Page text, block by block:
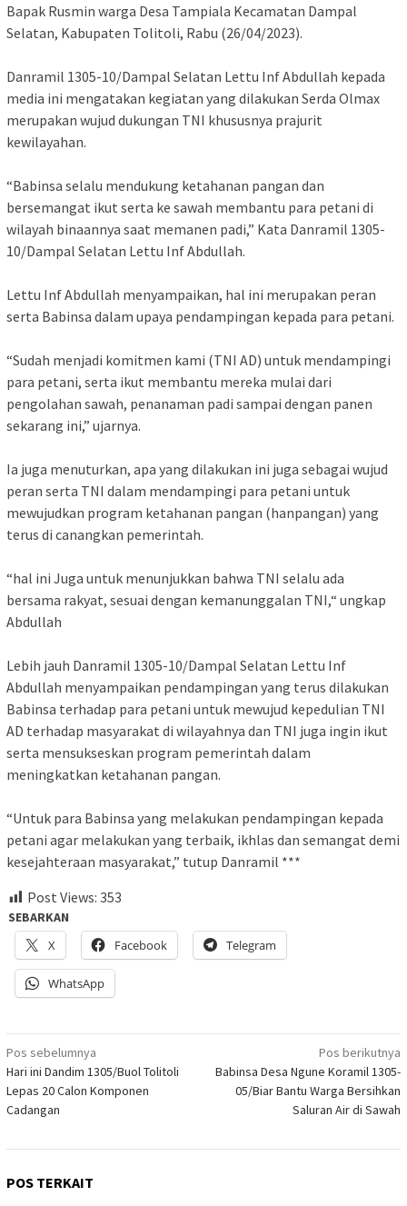
Bapak Rusmin warga Desa Tampiala Kecamatan Dampal
Selatan, Kabupaten Tolitoli, Rabu (26/04/2023).
Danramil 1305-10/Dampal Selatan Lettu Inf Abdullah kepada
media ini mengatakan kegiatan yang dilakukan Serda Olmax
merupakan wujud dukungan TNI khususnya prajurit
kewilayahan.
“Babinsa selalu mendukung ketahanan pangan dan
bersemangat ikut serta ke sawah membantu para petani di
wilayah binaannya saat memanen padi,” Kata Danramil 1305-
10/Dampal Selatan Lettu Inf Abdullah.
Lettu Inf Abdullah menyampaikan, hal ini merupakan peran
serta Babinsa dalam upaya pendampingan kepada para petani.
“Sudah menjadi komitmen kami (TNI AD) untuk mendampingi
para petani, serta ikut membantu mereka mulai dari
pengolahan sawah, penanaman padi sampai dengan panen
sekarang ini,” ujarnya.
Ia juga menuturkan, apa yang dilakukan ini juga sebagai wujud
peran serta TNI dalam mendampingi para petani untuk
mewujudkan program ketahanan pangan (hanpangan) yang
terus di canangkan pemerintah.
“hal ini Juga untuk menunjukkan bahwa TNI selalu ada
bersama rakyat, sesuai dengan kemanunggalan TNI,“ ungkap
Abdullah
Lebih jauh Danramil 1305-10/Dampal Selatan Lettu Inf
Abdullah menyampaikan pendampingan yang terus dilakukan
Babinsa terhadap para petani untuk mewujud kepedulian TNI
AD terhadap masyarakat di wilayahnya dan TNI juga ingin ikut
serta mensukseskan program pemerintah dalam
meningkatkan ketahanan pangan.
“Untuk para Babinsa yang melakukan pendampingan kepada
petani agar melakukan yang terbaik, ikhlas dan semangat demi
kesejahteraan masyarakat,” tutup Danramil ***
Post Views: 353
SEBARKAN
X
Facebook Telegram
WhatsApp
Navigasi
pos
Pos sebelumnya
Hari ini Dandim 1305/Buol Tolitoli
Lepas 20 Calon Komponen
Cadangan
Pos berikutnya
Babinsa Desa Ngune Koramil 1305-
05/Biar Bantu Warga Bersihkan
Saluran Air di Sawah
POS TERKAIT